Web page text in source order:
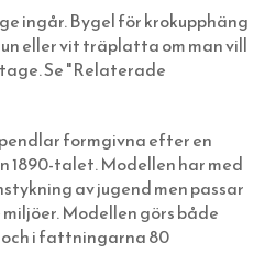
MÄSSING
I MÄSSING
& NICKEL
ingår. Bygel för krokupphäng
eller vit träplatta om man vill
Se "Relaterade
formgivna efter en
1890-talet. Modellen har med
av jugend men passar
Modellen görs både
och i fattningarna 80